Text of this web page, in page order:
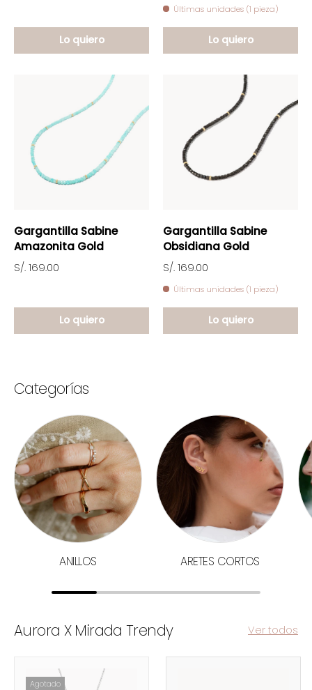
Lo quiero
Últimas unidades (1 pieza)
Lo quiero
Gargantilla Sabine
Amazonita Gold
S/. 169.00
Lo quiero
Gargantilla Sabine
Obsidiana Gold
S/. 169.00
Últimas unidades (1 pieza)
Lo quiero
Categorías
ANILLOS ARETES CORTOS
Aurora X Mirada Trendy Ver todos
Agotado